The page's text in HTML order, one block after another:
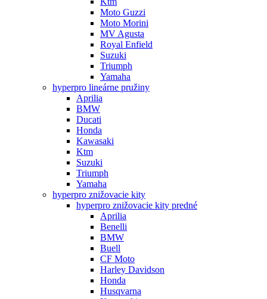
Moto Guzzi
Moto Morini
MV Agusta
Royal Enfield
Suzuki
Triumph
Yamaha
hyperpro lineárne pružiny
Aprilia
BMW
Ducati
Honda
Kawasaki
Ktm
Suzuki
Triumph
Yamaha
hyperpro znižovacie kity
hyperpro znižovacie kity predné
Aprilia
Benelli
BMW
Buell
CF Moto
Harley Davidson
Honda
Husqvarna